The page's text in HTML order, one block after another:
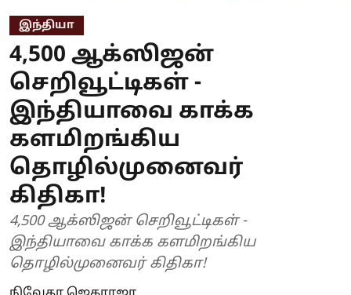
இந்தியா
4,500 ஆக்ஸிஜன்
செறிவூட்டிகள் -
இந்தியாவை காக்க
களமிறங்கிய
தொழில்முனைவர்
கிதிகா!
4,500 ஆக்ஸிஜன் செறிவூட்டிகள் -
இந்தியாவை காக்க களமிறங்கிய
தொழில்முனைவர் கிதிகா!